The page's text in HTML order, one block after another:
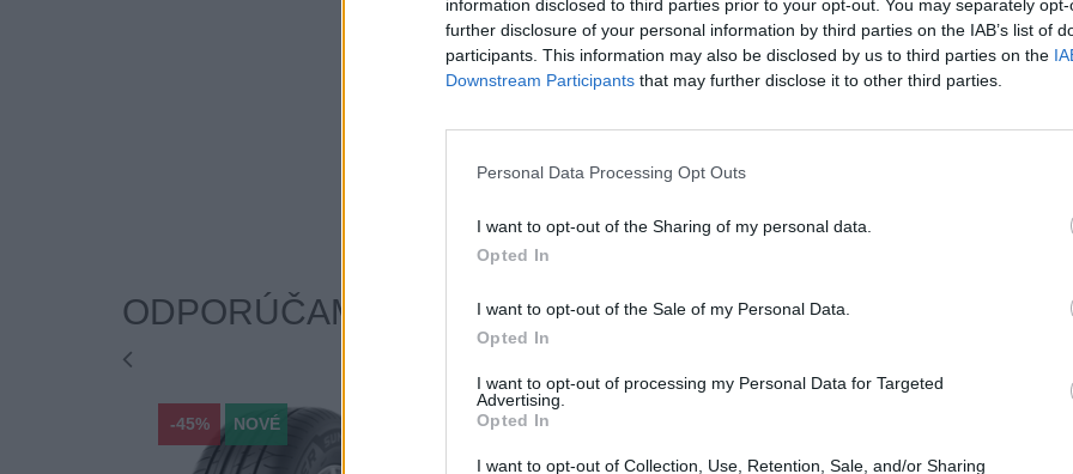
information disclosed to third parties prior to your opt-out. You may separately
further disclosure of your personal information by third parties on the IAB’s list of
participants. This information may also be disclosed by us to third parties on the
Downstream Participants that may further disclose it to other third parties.
Personal Data Processing Opt Outs
I want to opt-out of the Sharing of my personal data.
Opted In
I want to opt-out of the Sale of my Personal Data.
Opted In
I want to opt-out of processing my Personal Data for Targeted
Advertising.
Opted In
I want to opt-out of Collection, Use, Retention, Sale, and/or Sharing
Sezóna:
Spotreba paliva:
E
Trida vozu:
ODPORÚČAME
-45% NOVÉ